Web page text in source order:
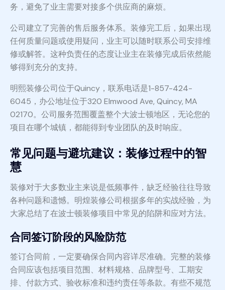
务，避免了业主需要对接多个供应商的麻烦。
公司建立了完善的售后服务体系。装修完工后，如果出现
任何质量问题或使用疑问，业主可以随时联系公司安排维
修或解答。这种负责任的态度让业主在装修完成后依然能
够得到充分的支持。
明熙装修公司位于Quincy，联系电话是1-857-424-
6045，办公地址位于320 Elmwood Ave, Quincy, MA
02170。公司服务范围覆盖整个大波士顿地区，无论您的
项目在哪个城镇，都能得到专业团队的及时响应。
常见问题与避坑建议：装修过程中的智
慧
装修对于大多数业主来说是低频事件，缺乏经验往往导致
各种问题和遗憾。明煌装修公司根据多年的实战经验，为
大家总结了在波士顿装修项目中常见的陷阱和应对方法。
合同签订阶段的风险防范
签订合同前，一定要确保合同内容详尽准确。完整的装修
合同应该包括项目范围、材料规格、品牌型号、工期安
排、付款方式、验收标准和违约责任等条款。有些不规范